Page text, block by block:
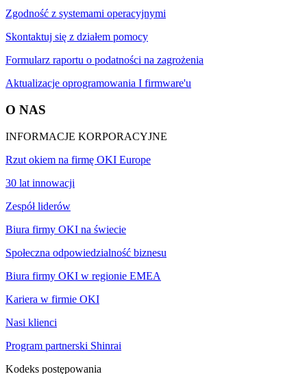
Zgodność z systemami operacyjnymi
Skontaktuj się z działem pomocy
Formularz raportu o podatności na zagrożenia
Aktualizacje oprogramowania I firmware'u
O NAS
INFORMACJE KORPORACYJNE
Rzut okiem na firmę OKI Europe
30 lat innowacji
Zespół liderów
Biura firmy OKI na świecie
Społeczna odpowiedzialność biznesu
Biura firmy OKI w regionie EMEA
Kariera w firmie OKI
Nasi klienci
Program partnerski Shinrai
Kodeks postępowania